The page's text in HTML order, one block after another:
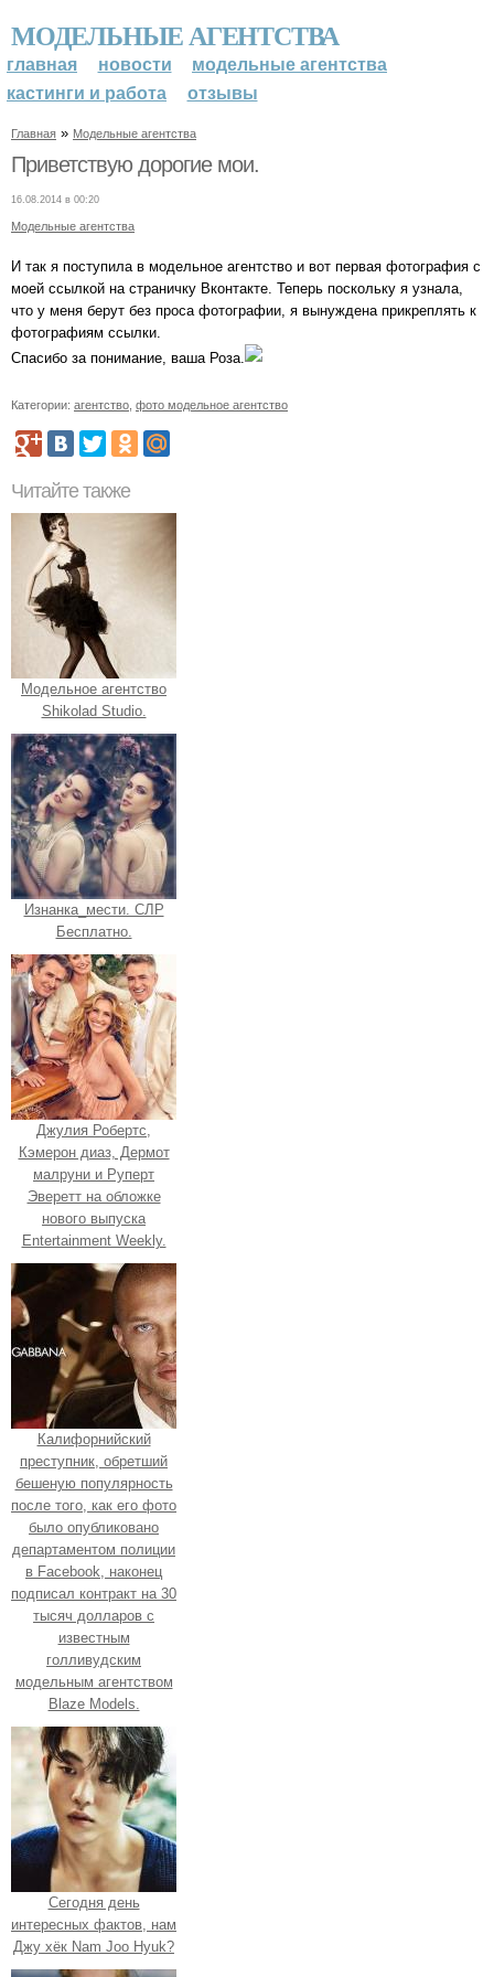
МОДЕЛЬНЫЕ АГЕНТСТВА
главная новости
модельные агентства
кастинги и работа
отзывы
Главная » Модельные агентства
Приветствую дорогие мои.
16.08.2014 в 00:20
Модельные агентства
И так я поступила в модельное агентство и вот первая фотография с
моей ссылкой на страничку Вконтакте. Теперь поскольку я узнала,
что у меня берут без проса фотографии, я вынуждена прикреплять к
фотографиям ссылки.
Спасибо за понимание, ваша Роза.
Категории: агентство фото модельное агентство
Читайте также
Модельное агентство
Shikolad Studio.
Изнанка_мести. СЛР
Бесплатно.
Джулия Робертс,
Кэмерон диаз, Дермот
малруни и Руперт
Эверетт на обложке
нового выпуска
Entertainment Weekly.
Калифорнийский
преступник, обретший
бешеную популярность
после того, как его фото
было опубликовано
департаментом полиции
в Facebook, наконец
подписал контракт на 30
тысяч долларов с
известным
голливудским
модельным агентством
Blaze Models.
Сегодня день
интересных фактов, нам
Джу хёк Nam Joo Hyuk?